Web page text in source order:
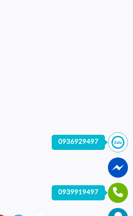
0936929497
0939919497